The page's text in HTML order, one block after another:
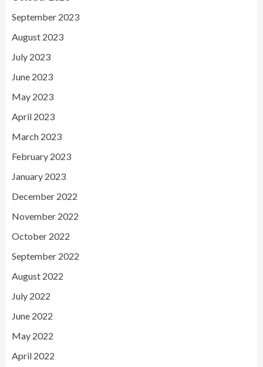
September 2023
August 2023
July 2023
June 2023
May 2023
April 2023
March 2023
February 2023
January 2023
December 2022
November 2022
October 2022
September 2022
August 2022
July 2022
June 2022
May 2022
April 2022